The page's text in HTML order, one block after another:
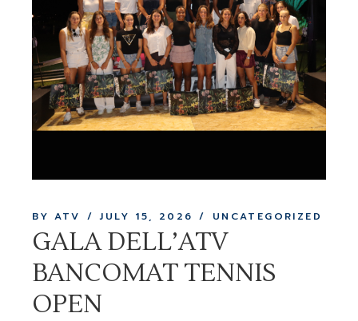
BY ATV JULY 15, 2026 UNCATEGORIZED
GALA DELL’ATV
BANCOMAT TENNIS
OPEN